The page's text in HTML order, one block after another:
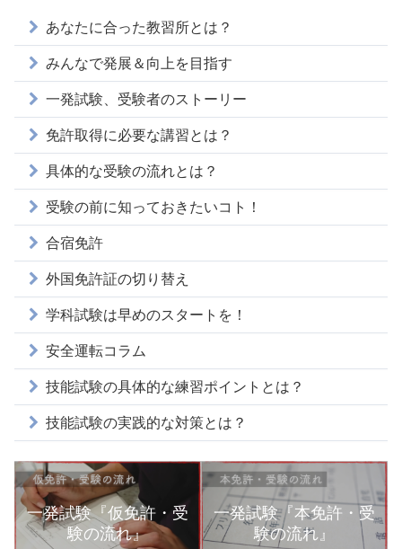
あなたに合った教習所とは？
みんなで発展＆向上を目指す
一発試験、受験者のストーリー
免許取得に必要な講習とは？
具体的な受験の流れとは？
受験の前に知っておきたいコト！
合宿免許
外国免許証の切り替え
学科試験は早めのスタートを！
安全運転コラム
技能試験の具体的な練習ポイントとは？
技能試験の実践的な対策とは？
一発試験『仮免許・受
験の流れ』
一発試験『本免許・受
験の流れ』